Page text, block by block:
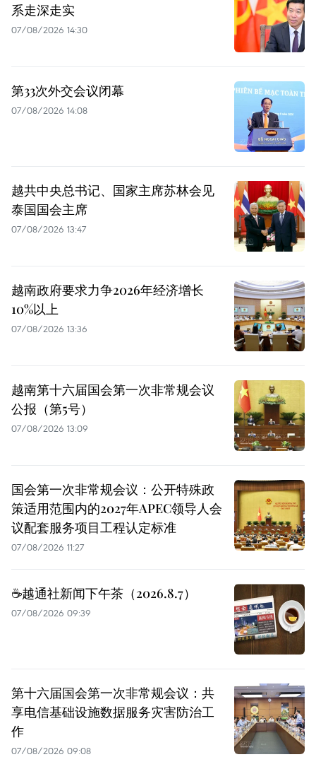
系走深走实
07/08/2026 14:30
第33次外交会议闭幕
07/08/2026 14:08
越共中央总书记、国家主席苏林会见
泰国国会主席
07/08/2026 13:47
越南政府要求力争2026年经济增长
10%以上
07/08/2026 13:36
越南第十六届国会第一次非常规会议
公报（第5号）
07/08/2026 13:09
国会第一次非常规会议：公开特殊政
策适用范围内的2027年APEC领导人会
议配套服务项目工程认定标准
07/08/2026 11:27
☕️越通社新闻下午茶（2026.8.7）
07/08/2026 09:39
第十六届国会第一次非常规会议：共
享电信基础设施数据服务灾害防治工
作
07/08/2026 09:08